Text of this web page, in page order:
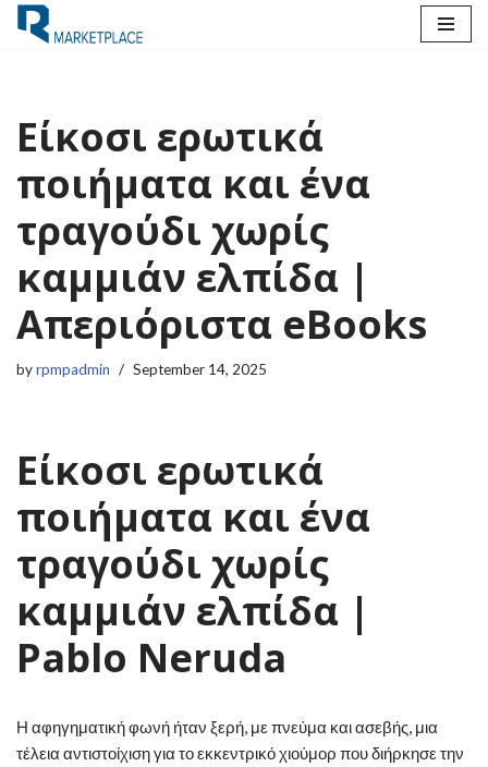
Είκοσι ερωτικά
ποιήματα και ένα
τραγούδι χωρίς
καμμιάν ελπίδα |
Απεριόριστα eBooks
byrpmpadmin September 14, 2025
Είκοσι ερωτικά
ποιήματα και ένα
τραγούδι χωρίς
καμμιάν ελπίδα |
Pablo Neruda
Η αφηγηματική φωνή ήταν ξερή, με πνεύμα και ασεβής, μια
τέλεια αντιστοίχιση για το εκκεντρικό χιούμορ που διήρκησε την